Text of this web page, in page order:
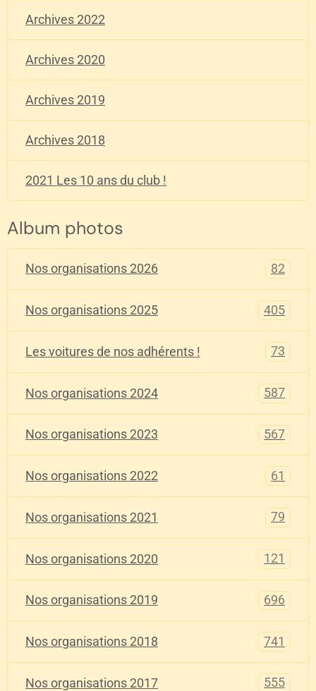
Archives 2022
Archives 2020
Archives 2019
Archives 2018
2021 Les 10 ans du club !
Album photos
Nos organisations 2026 82
Nos organisations 2025 405
Les voitures de nos adhérents ! 73
Nos organisations 2024 587
Nos organisations 2023 567
Nos organisations 2022 61
Nos organisations 2021 79
Nos organisations 2020 121
Nos organisations 2019 696
Nos organisations 2018 741
Nos organisations 2017 555